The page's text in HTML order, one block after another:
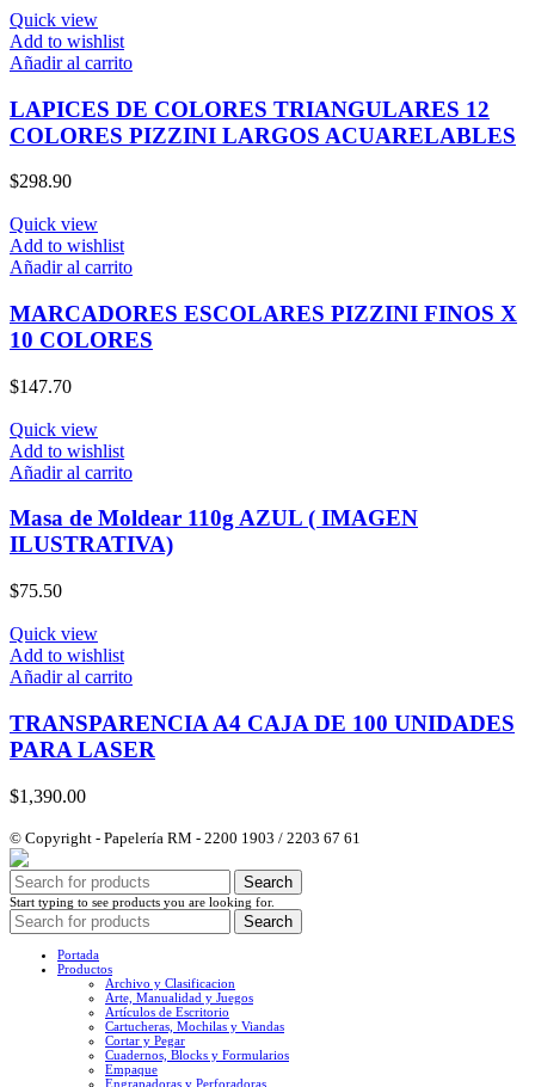
Quick view
Add to wishlist
Añadir al carrito
LAPICES DE COLORES TRIANGULARES 12
COLORES PIZZINI LARGOS ACUARELABLES
$298.90
Quick view
Add to wishlist
Añadir al carrito
MARCADORES ESCOLARES PIZZINI FINOS X
10 COLORES
$147.70
Quick view
Add to wishlist
Añadir al carrito
Masa de Moldear 110g AZUL ( IMAGEN
ILUSTRATIVA)
$75.50
Quick view
Add to wishlist
Añadir al carrito
TRANSPARENCIA A4 CAJA DE 100 UNIDADES
PARA LASER
$1,390.00
© Copyright - Papelería RM - 2200 1903 / 2203 67 61
Search
Start typing to see products you are looking for.
Search
Portada
Productos
Archivo y Clasificacion
Arte, Manualidad y Juegos
Artículos de Escritorio
Cartucheras, Mochilas y Viandas
Cortar y Pegar
Cuadernos, Blocks y Formularios
Empaque
Engrapadoras y Perforadoras